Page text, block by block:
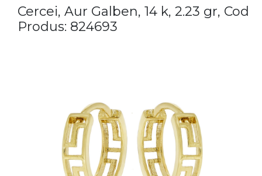
Bratari
BIJUTERII BARBATI Vezi toate
Cercei, Aur Galben, 14 k, 2.23 gr, Cod
Produs: 824693